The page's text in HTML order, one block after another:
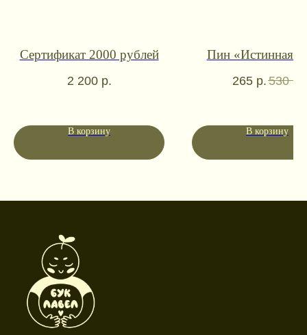
Сертификат 2000 рублей
2 200 р.
В корзину
Пин «Истинная
265 р.530 р.
В корзину
Закладки
Открытки
Стикеры
Стенды
Тканевые изделия
Гирлянды
Пн-пт: 10:00-18:00
Режим работы